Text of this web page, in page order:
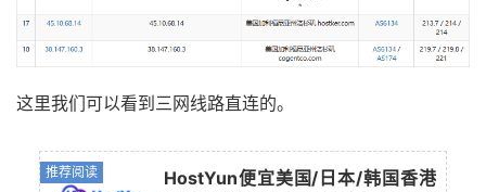
这里我们可以看到三网线路直连的。
推荐阅读
HostYun便宜美国/日本/韩国香港